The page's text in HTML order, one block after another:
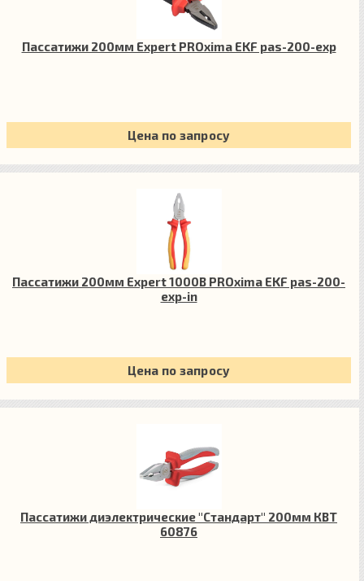
Пассатижи 200мм Expert PROxima EKF pas-200-exp
Цена по запросу
Пассатижи 200мм Expert 1000В PROxima EKF pas-200-
exp-in
Цена по запросу
Пассатижи диэлектрические "Стандарт" 200мм КВТ
60876